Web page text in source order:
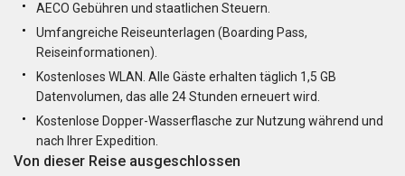
AECO Gebühren und staatlichen Steuern.
Umfangreiche Reiseunterlagen (Boarding Pass,
Reiseinformationen).
Kostenloses WLAN. Alle Gäste erhalten täglich 1,5 GB
Datenvolumen, das alle 24 Stunden erneuert wird.
Kostenlose Dopper-Wasserflasche zur Nutzung während und
nach Ihrer Expedition.
Von dieser Reise ausgeschlossen